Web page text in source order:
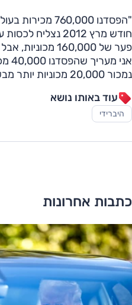
"הפסדנו 760,000
פער של 160,000
נמכור 20,000 מכוניות יותר מבשנה שעברה".
עוד באותו נושא
היברידי
כתבות אחרונות